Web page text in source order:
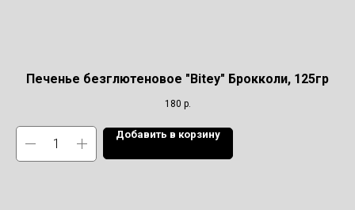
Печенье безглютеновое "Bitey" Брокколи, 125гр
180 р.
Добавить в корзину